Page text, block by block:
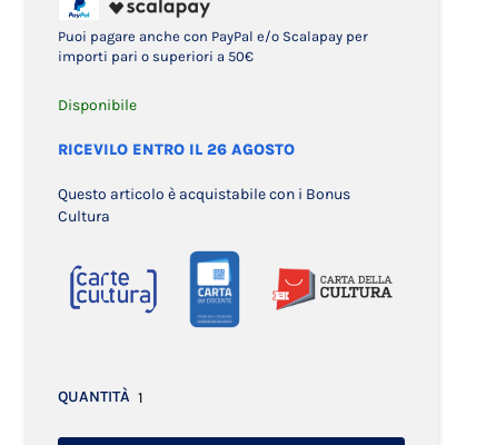
Puoi pagare anche con PayPal e/o Scalapay per
importi pari o superiori a 50€
Disponibile
RICEVILO ENTRO IL 26 AGOSTO
Questo articolo è acquistabile con i Bonus
Cultura
QUANTITÀ